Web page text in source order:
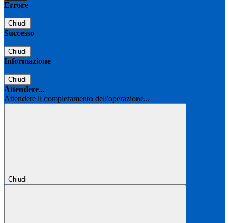
Errore
Chiudi
Successo
Chiudi
Informazione
Chiudi
Attendere...
Attendere il completamento dell'operazione...
Chiudi